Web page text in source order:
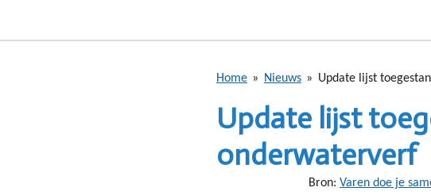
Home » Nieuws » Update lijst
Update lijst
onderwaterverf
Bron: Varen doe je